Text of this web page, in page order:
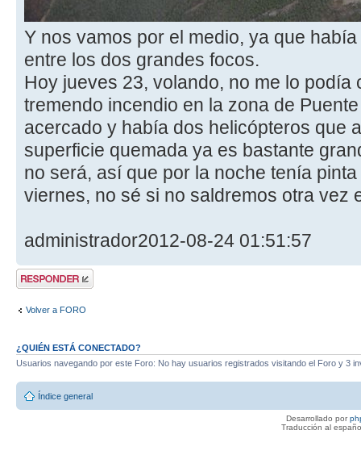
Y nos vamos por el medio, ya que
entre los dos grandes focos.
Hoy jueves 23, volando, no me lo podía
tremendo incendio en la zona de
acercado y había dos helicópteros que
superficie quemada ya es bastante
no será, así que por la noche tenía
viernes, no sé si no saldremos otra vez
administrador2012-08-24 01:51:57
Publicar una
respuesta
Volver a FORO
¿QUIÉN ESTÁ CONECTADO?
Usuarios navegando por este Foro: No hay usuarios registrados visitando el Foro y 3
Índice general
Desarrollado por
Traducción al